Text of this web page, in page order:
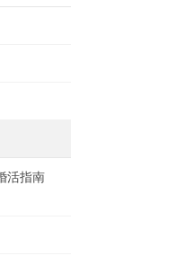
活指南